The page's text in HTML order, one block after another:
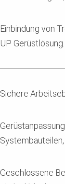
Einbindung von
UP Gerüstlösung.
Sichere
Geschlossene